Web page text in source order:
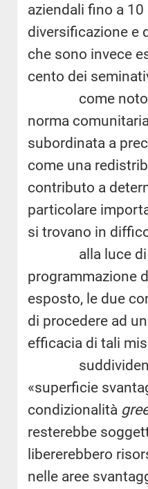
aziendali fino a
diversificazione e
che sono invece
cento dei
come noto, il
norma
subordinata a
come una
contributo a
particolare
si trovano in
alla luce di
programmazione
esposto, le due
di procedere ad
efficacia di tali
suddividendo
«superficie
condizionalità
resterebbe
libererebbero
nelle aree